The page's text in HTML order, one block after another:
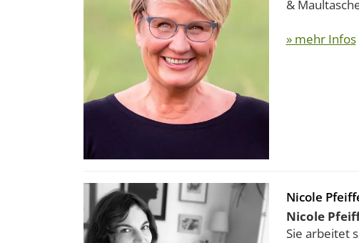
&
» mehr Infos
Nicole
Nicole
Sie arbeitet